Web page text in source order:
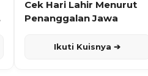
Cek Hari Lahir Menurut
Penanggalan Jawa
Ikuti Kuisnya ➔